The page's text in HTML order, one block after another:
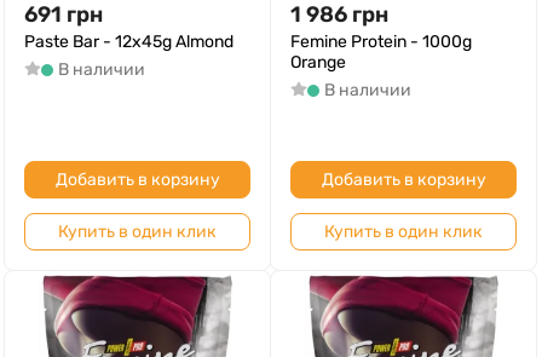
691 грн
Paste Bar - 12x45g Almond
В наличии
Добавить в корзину
Купить в один клик
1 986 грн
Femine Protein - 1000g
Orange
В наличии
Добавить в корзину
Купить в один клик